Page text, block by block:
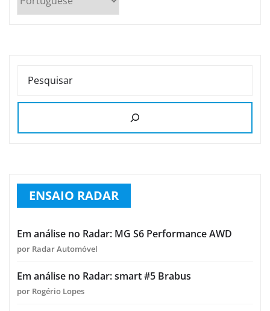
PESQUISAR
ENSAIO RADAR
Em análise no Radar: MG S6 Performance AWD
por Radar Automóvel
Em análise no Radar: smart #5 Brabus
por Rogério Lopes